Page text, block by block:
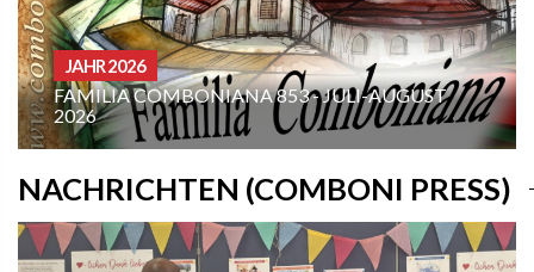
JAHR 2026
FAMILIA COMBONIANA 853 - JULI-AUGUST
2026
NACHRICHTEN (COMBONI PRESS)